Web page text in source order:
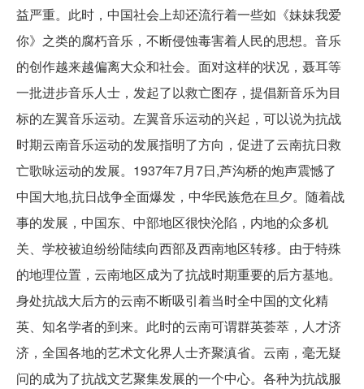
益严重。此时，中国社会上却还流行着一些如《妹妹我爱
你》之类的腐朽音乐，不断侵蚀毒害着人民的思想。音乐
的创作越来越偏离大众和社会。面对这样的状况，聂耳等
一批进步音乐人士，发起了以救亡图存，提倡新音乐为目
标的左翼音乐运动。左翼音乐运动的兴起，可以说为抗战
时期云南音乐运动的发展指明了方向，促进了云南抗日救
亡歌咏运动的发展。1937年7月7日,芦沟桥的炮声震憾了
中国大地,抗日战争全面爆发，中华民族危在旦夕。随着战
事的发展，中国东、中部地区很快沦陷，内地的众多机
关、学校被迫纷纷陆续向西部及西南地区转移。由于特殊
的地理位置，云南地区成为了抗战时期重要的后方基地。
身处抗战大后方的云南不断吸引着当时全中国的文化精
英、知名学者的到来。此时的云南可谓群英荟萃，人才济
济，全国各地的艺术文化界人士齐聚滇省。云南，毫无疑
问的成为了抗战文艺聚集发展的一个中心。各种为抗战服